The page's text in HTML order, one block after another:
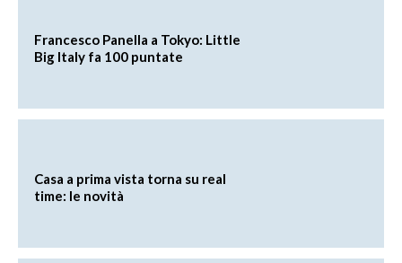
Francesco Panella a Tokyo: Little
Big Italy fa 100 puntate
Casa a prima vista torna su real
time: le novità